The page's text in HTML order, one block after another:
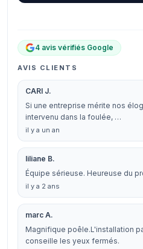
4 avis vérifiés Google
AVIS CLIENTS
CARI J.
Si une entreprise mérite nos
intervenu dans la foulée, …
il y a un an
liliane B.
Équipe sérieuse. Heureuse du
il y a 2 ans
marc A.
Magnifique poêle.L'installation
conseille les yeux fermés.